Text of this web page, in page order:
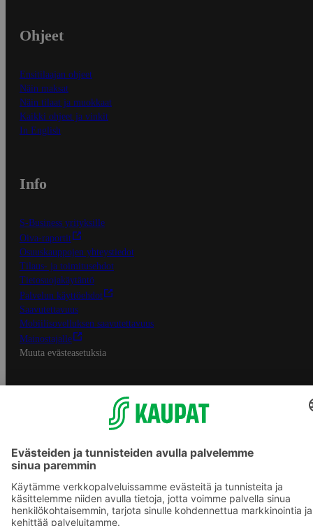
Ohjeet
Ensitilaajan ohjeet
Näin maksat
Näin tilaat ja muokkaat
Kaikki ohjeet ja vinkit
In English
Info
S-Business yrityksille
Oiva-raportit
Osuuskauppojen yhteystiedot
Tilaus- ja toimitusehdot
Tietosuojakäytäntö
Palvelun käyttöehdot
Saavutettavuus
Mobiilisovelluksen saavutettavuus
Mainostajalle
Muuta evästeasetuksia
S-ryhmän palvelut
S-ryhmä
Asiakasomistajuus
S-ostoslista -sovellus
Prisma.fi